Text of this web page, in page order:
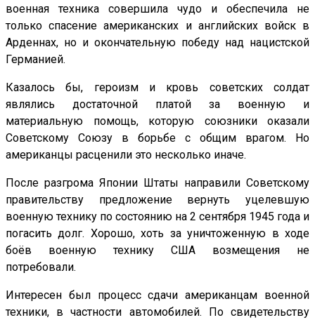
военная техника совершила чудо и обеспечила не
только спасение американских и английских войск в
Арденнах, но и окончательную победу над нацистской
Германией.
Казалось бы, героизм и кровь советских солдат
являлись достаточной платой за военную и
материальную помощь, которую союзники оказали
Советскому Союзу в борьбе с общим врагом. Но
американцы расценили это несколько иначе.
После разгрома Японии Штаты направили Советскому
правительству предложение вернуть уцелевшую
военную технику по состоянию на 2 сентября 1945 года и
погасить долг. Хорошо, хоть за уничтоженную в ходе
боёв военную технику США возмещения не
потребовали.
Интересен был процесс сдачи американцам военной
техники, в частности автомобилей. По свидетельству